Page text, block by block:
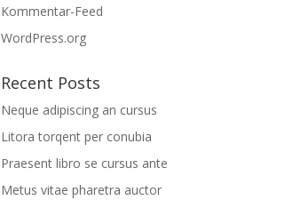
Kommentar-Feed
WordPress.org
Recent Posts
Neque adipiscing an cursus
Litora torqent per conubia
Praesent libro se cursus ante
Metus vitae pharetra auctor